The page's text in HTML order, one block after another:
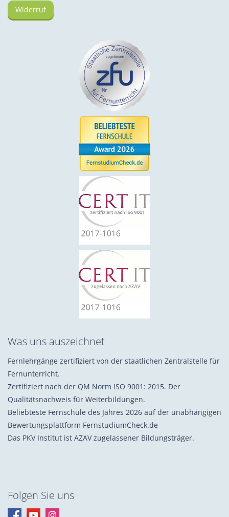
Widerruf
Was uns auszeichnet
Fernlehrgänge zertifiziert von der staatlichen Zentralstelle für
Fernunterricht.
Zertifiziert nach der QM Norm ISO 9001: 2015. Der
Qualitätsnachweis für Weiterbildungen.
Beliebteste Fernschule des Jahres 2026 auf der unabhängigen
Bewertungsplattform FernstudiumCheck.de
Das PKV Institut ist AZAV zugelassener Bildungsträger.
Folgen Sie uns